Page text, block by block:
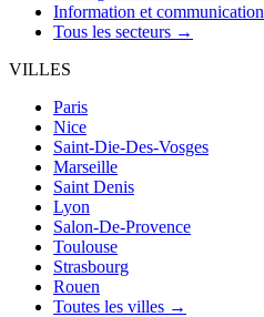
Information et communication
Tous les secteurs →
VILLES
Paris
Nice
Saint-Die-Des-Vosges
Marseille
Saint Denis
Lyon
Salon-De-Provence
Toulouse
Strasbourg
Rouen
Toutes les villes →